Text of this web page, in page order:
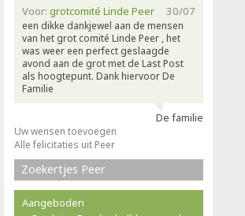
30/07
Voor: grotcomité Linde Peer
een dikke dankjewel aan de mensen
van het grot comité Linde Peer , het
was weer een perfect geslaagde
avond aan de grot met de Last Post
als hoogtepunt. Dank hiervoor De
Familie
De familie
Uw wensen toevoegen
Alle felicitaties uit Peer
Zoekertjes Peer
Aangeboden